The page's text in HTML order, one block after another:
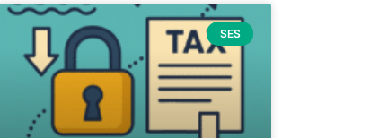
SES